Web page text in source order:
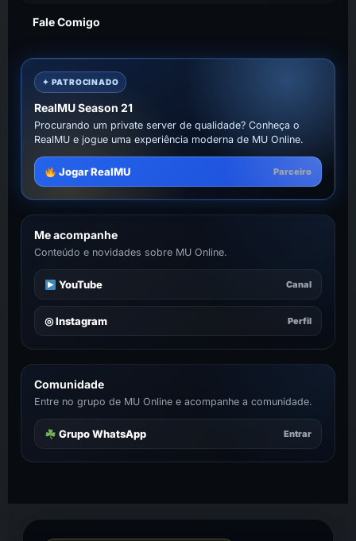
Fale Comigo
✦ PATROCINADO
RealMU Season 21
Procurando um private server de qualidade? Conheça o
RealMU e jogue uma experiência moderna de MU Online.
Jogar RealMU Parceiro
Me acompanhe
Conteúdo e novidades sobre MU Online.
YouTube Canal
◎ Instagram Perfil
Comunidade
Entre no grupo de MU Online e acompanhe a comunidade.
Grupo WhatsApp Entrar